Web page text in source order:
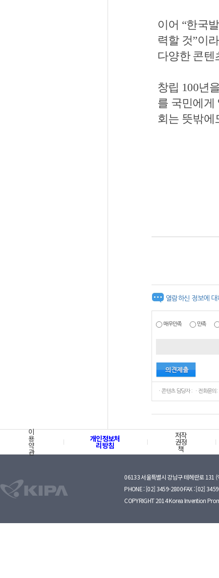
이어 “한국
력할 것”이
다양한 콘텐
창립 100년
를 국민에게
회는 뜻밖에
열람하신 정보에
매우만족 만족
ㆍ콘텐츠 담당자 : ㆍ전화문의:
이
용
약
관
개인정보처
리방침
저작
권정
책
06133 서울특별시 강남구 테헤란로 131 (
PHONE : [02] 3459-2800·FAX : [02]
COPYRIGHT 2014 Korea Invention